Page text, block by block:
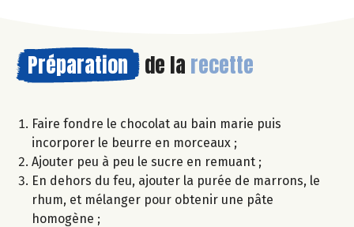
Préparation de la recette
Faire fondre le chocolat au bain marie puis
incorporer le beurre en morceaux ;
Ajouter peu à peu le sucre en remuant ;
En dehors du feu, ajouter la purée de marrons, le
rhum, et mélanger pour obtenir une pâte
homogène ;